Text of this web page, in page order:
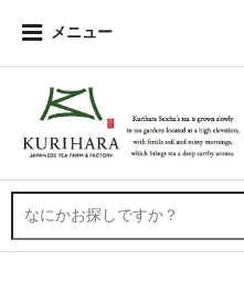
メニュー